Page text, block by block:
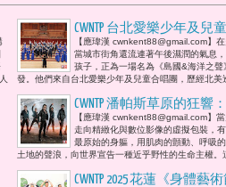
CWNTP 台北愛樂少年及兒
唱響《海洋之聲》童聲航
國出發的聲音壯遊，
【應瑋漢 cwnkent88@gmail.com】在
當城市街角還流連著午後濕潤的氣息
孩子，正為一場名為《島國&海洋之
發。他們來自台北愛樂少年及兒童合唱團，歷經北美
CWNTP 潘帕斯草原的狂響
瘋」用腳步震碎平庸的當
【應瑋漢 cwnkent88@gmail.com】​
走向精緻化與數位影像的虛擬包裝，
最原始的身軀，用肌肉的顫動、呼吸
土地的聲浪，向世界宣告一種近乎野性的生命主權。
CWNTP 2025 花蓮《身體藝